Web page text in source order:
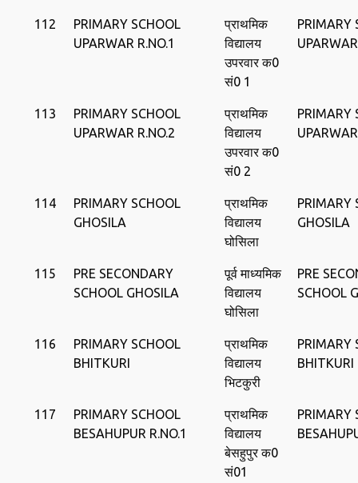
112
PRIMARY SCHOOL
UPARWAR R.NO.1
प्राथमिक
विद्यालय
उपरवार क0
सं0 1
PRIMARY
UPARWAR
113
PRIMARY SCHOOL
UPARWAR R.NO.2
प्राथमिक
विद्यालय
उपरवार क0
सं0 2
PRIMARY
UPARWAR
114
PRIMARY SCHOOL
GHOSILA
प्राथमिक
विद्यालय
घोसिला
PRIMARY
GHOSILA
115
PRE SECONDARY
SCHOOL GHOSILA
पूर्व माध्यमिक
विद्यालय
घोसिला
PRE
SCHOOL
116
PRIMARY SCHOOL
BHITKURI
प्राथमिक
विद्यालय
भिटकुरी
PRIMARY
BHITKURI
117
PRIMARY SCHOOL
BESAHUPUR R.NO.1
प्राथमिक
विद्यालय
बेसहुपुर क0
सं01
PRIMARY